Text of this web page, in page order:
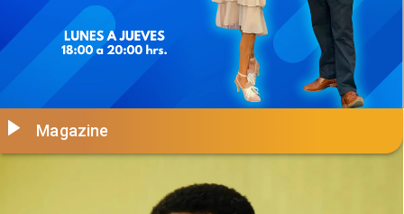
Magazine